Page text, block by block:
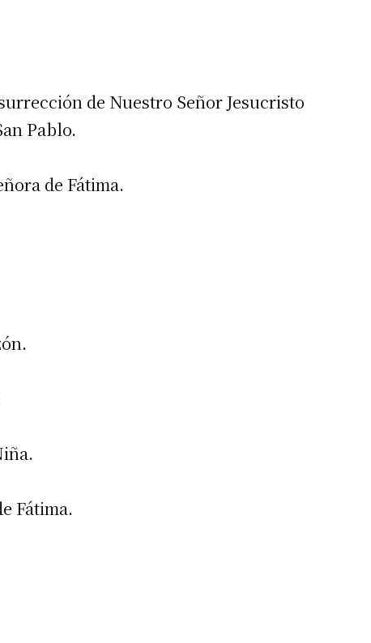
Apellidos
de Nuestro Señor Jesucristo
Pablo.
de Fátima.
Fátima.